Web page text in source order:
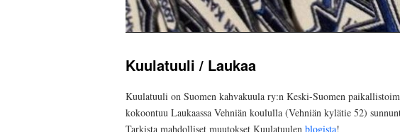
Kuulatuuli / Laukaa
Kuulatuuli on Suomen kahvakuula ry:n Keski-Suomen
kokoontuu Laukaassa Vehniän koululla (Vehniän kylätie 52)
Tarkista mahdolliset muutokset Kuulatuulen blogista!